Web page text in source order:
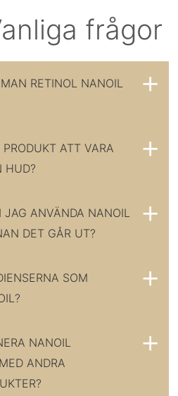
frågor
RETINOL NANOIL
ATT VARA
HUD?
JAG ANVÄNDA NANOIL
DET GÅR UT?
SOM
NANOIL
ANDRA